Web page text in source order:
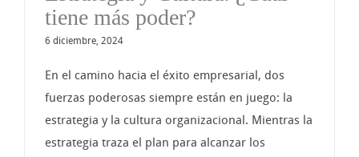
tiene más poder?
6 diciembre, 2024
En el camino hacia el éxito empresarial, dos
fuerzas poderosas siempre están en juego: la
estrategia y la cultura organizacional. Mientras la
estrategia traza el plan para alcanzar los